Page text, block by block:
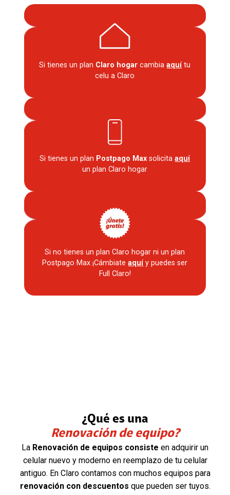
Si tienes un plan Claro hogar cambiaaquítu
celu a Claro
Si tienes un plan Postpago Max solicitaaquí
un plan Claro hogar
Si no tienes un plan Claro hogar ni un plan
Postpago Max ¡Cámbiateaquíy puedes ser
Full Claro!
¿Qué es una
Renovación de equipo?
La Renovación de equipos consiste en adquirir un
celular nuevo y moderno en reemplazo de tu celular
antiguo. En Claro contamos con muchos equipos para
renovación con descuentos que pueden ser tuyos.
Portabilidad y
Renovación
Renovar tu
celular
hacer una Portabilidad, debemos
comprender que:
Renovar tu celularimplica cambiar de equipo